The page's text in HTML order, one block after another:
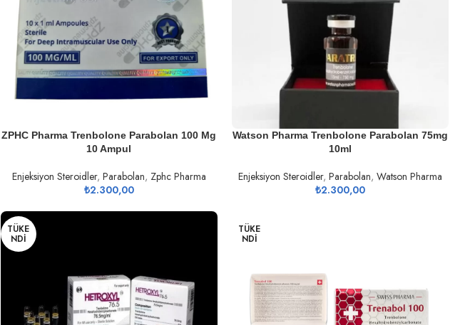
DEVAMINI OKU
ZPHC Pharma Trenbolone Parabolan 100 Mg
10 Ampul
Enjeksiyon Steroidler, Parabolan, Zphc Pharma
₺2.300,00
DEVAMINI OKU
Watson Pharma Trenbolone Parabolan 75mg
10ml
Enjeksiyon Steroidler, Parabolan, Watson Pharma
₺2.300,00
TÜKE
NDI
TÜKE
NDI